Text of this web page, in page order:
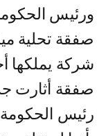
ورئيس
صفقة تحلية
شركة يملكها
صفقة أثارت
رئيس